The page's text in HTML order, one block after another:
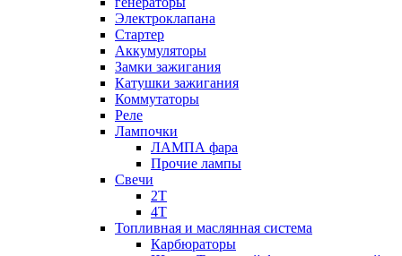
Электроклапана
Стартер
Аккумуляторы
Замки зажигания
Катушки зажигания
Коммутаторы
Реле
Лампочки
ЛАМПА фара
Прочие лампы
Свечи
2T
4T
Топливная и маслянная система
Карбюраторы